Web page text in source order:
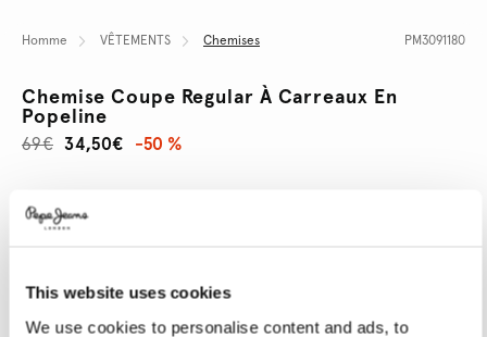
This website uses cookies
We use cookies to personalise content and ads, to
Homme VÊTEMENTS Chemises PM3091180
Chemise Coupe Regular À Carreaux En
Popeline
34,50€
69€ -50 %
Promotions
Variations
COULEURS: